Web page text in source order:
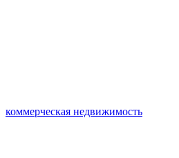
коммерческая недвижимость